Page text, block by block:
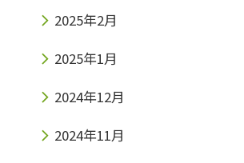
2025年2月
2025年1月
2024年12月
2024年11月